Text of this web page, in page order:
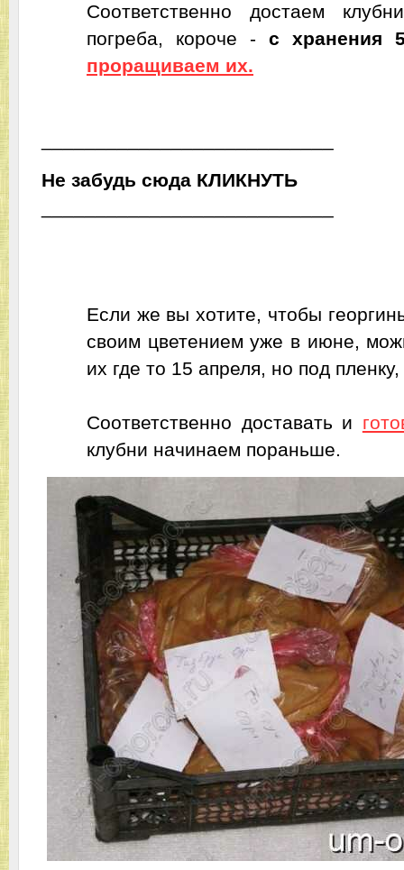
Соответственно достаем
погреба, короче - с хранения
проращиваем их.
Не забудь сюда ЬТУНКИЛК
Если же вы хотите, чтобы
своим цветением уже в июне,
их где то 15 апреля, но под
Соответственно доставать и
клубни начинаем пораньше.